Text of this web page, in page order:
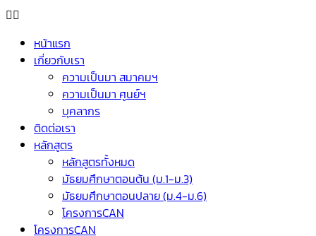
หน้าแรก
เกี่ยวกับเรา
ความเป็นมา สมาคมฯ
ความเป็นมา ศูนย์ฯ
บุคลากร
ติดต่อเรา
หลักสูตร
หลักสูตรทั้งหมด
มัธยมศึกษาตอนต้น (ม.1-ม.3)
มัธยมศึกษาตอนปลาย (ม.4-ม.6)
โครงการCAN
โครงการCAN